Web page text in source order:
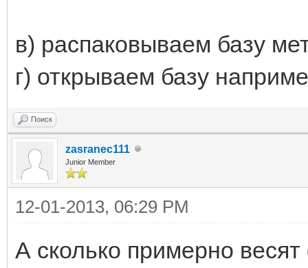
в) распаковываем базу
г) открываем базу
Поиск
zasranec111
Junior Member
12-01-2013, 06:29 PM
А сколько примерно